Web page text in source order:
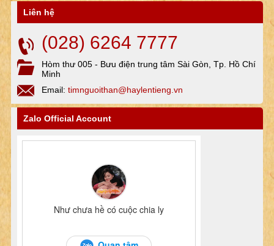
Liên hệ
(028) 6264 7777
Hòm thư 005 - Bưu điện trung tâm Sài Gòn, Tp. Hồ Chí
Minh
Email: timnguoithan@haylentieng.vn
Zalo Official Account